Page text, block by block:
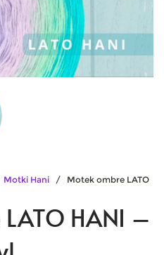
Motki Hani / Motek ombre LATO
HANI –